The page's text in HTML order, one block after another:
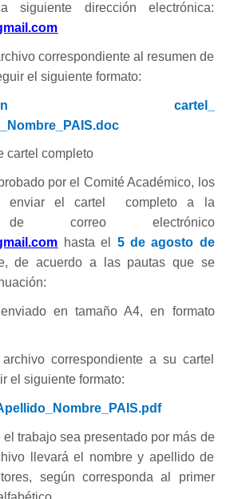
siguiente dirección electrónica:
correspondiente al resumen de
el siguiente formato:
cartel_
cartel completo
por el Comité Académico, los
enviar el cartel completo a la
de correo electrónico
hasta el 5 de agosto de
de acuerdo a las pautas que se
en tamaño A4, en formato
correspondiente a su cartel
el siguiente formato:
el trabajo sea presentado por más de
llevará el nombre y apellido de
según corresponda al primer